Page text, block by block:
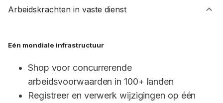
Arbeidskrachten in vaste dienst
Eén mondiale infrastructuur
Shop voor concurrerende
arbeidsvoorwaarden in 100+ landen
Registreer en verwerk wijzigingen op één